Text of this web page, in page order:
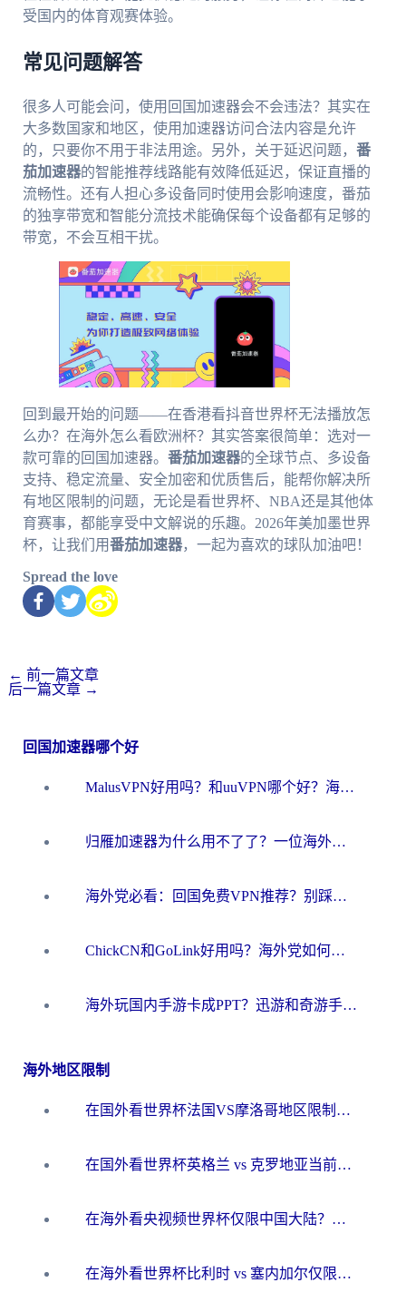
受国内的体育观赛体验。
常见问题解答
很多人可能会问，使用回国加速器会不会违法？其实在
大多数国家和地区，使用加速器访问合法内容是允许
的，只要你不用于非法用途。另外，关于延迟问题， 番
茄加速器的智能推荐线路能有效降低延迟，保证直播的
流畅性。还有人担心多设备同时使用会影响速度，番茄
的独享带宽和智能分流技术能确保每个设备都有足够的
带宽，不会互相干扰。
回到最开始的问题——在香港看抖音世界杯无法播放怎
么办？在海外怎么看欧洲杯？其实答案很简单：选对一
款可靠的回国加速器。 番茄加速器的全球节点、多设备
支持、稳定流量、安全加密和优质售后，能帮你解决所
有地区限制的问题，无论是看世界杯、NBA还是其他体
育赛事，都能享受中文解说的乐趣。2026年美加墨世界
杯，让我们用番茄加速器，一起为喜欢的球队加油吧！
Spread the love
← 前一篇文章
后一篇文章 →
回国加速器哪个好
MalusVPN好用吗？和uuVPN哪个好？海外党无缝访问国内资源的真实对比与选择指南
归雁加速器为什么用不了了？一位海外游子的真实困惑与技术解答
海外党必看：回国免费VPN推荐？别踩坑！教你选对加速器无缝刷国内资源
ChickCN和GoLink好用吗？海外党如何选对回国加速器
海外玩国内手游卡成PPT？迅游和奇游手游哪个好？一篇讲透回国加速器怎么选
海外地区限制
在国外看世界杯法国VS摩洛哥地区限制？这篇指南让你流畅看中文解说无压力
在国外看世界杯英格兰 vs 克罗地亚当前地区不可播放？这篇指南帮你搞定所有海外观赛难题
在海外看央视频世界杯仅限中国大陆？这篇指南帮你解锁中文解说+无卡顿直播
在海外看世界杯比利时 vs 塞内加尔仅限中国大陆？我找到了最流畅的中文解说之路